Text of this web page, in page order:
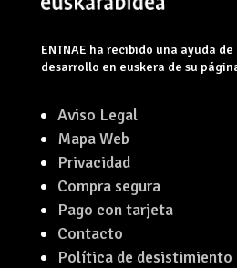
ENTNAE ha recibido una ayuda
desarrollo en euskera de su
Aviso Legal
Mapa Web
Privacidad
Compra segura
Pago con tarjeta
Contacto
Política de desistimiento